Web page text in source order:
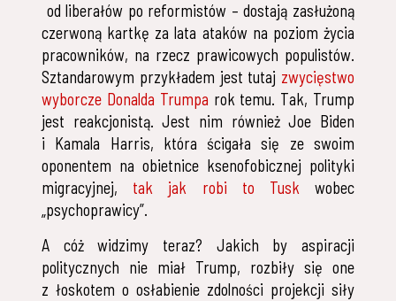
od liberałów po reformistów – dostają zasłużoną
czerwoną kartkę za lata ataków na poziom życia
pracowników, na rzecz prawicowych populistów.
Sztandarowym przykładem jest tutaj zwycięstwo
wyborcze Donalda Trumpa rok temu. Tak, Trump
jest reakcjonistą. Jest nim również Joe Biden
i Kamala Harris, która ścigała się ze swoim
oponentem na obietnice ksenofobicznej polityki
migracyjnej, tak jak robi to Tusk wobec
„psychoprawicy”.
A cóż widzimy teraz? Jakich by aspiracji
politycznych nie miał Trump, rozbiły się one
z łoskotem o osłabienie zdolności projekcji siły